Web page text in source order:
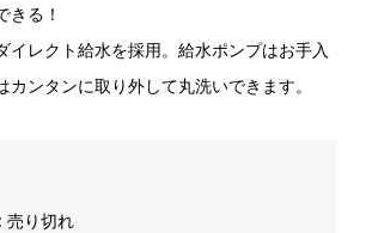
きる！
イレクト給水を採用。給水ポンプはお手入
ンタンに取り外して丸洗いできます。
売り切れ